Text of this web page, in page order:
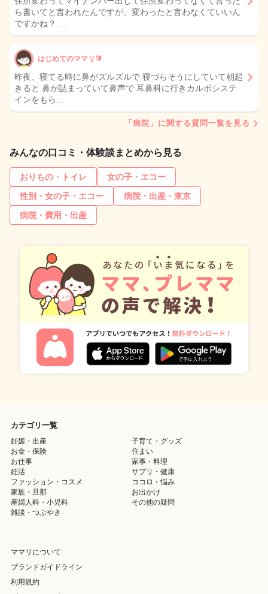
ら書いてと言われたんですが、変わったと言わなくていいん
ですかね？ …
はじめてのママリ🔰
昨夜、寝てる時に鼻がズルズルで 寝づらそうにしていて朝起
きると 鼻が詰まっていて鼻声で 耳鼻科に行きカルボシステ
インをもら…
「病院」に関する質問一覧を見る
みんなの口コミ・体験談まとめから見る
おりもの・トイレ
女の子・エコー
性別・女の子・エコー
病院・出産・東京
病院・費用・出産
カテゴリ一覧
妊娠・出産
子育て・グッズ
お金・保険
住まい
お仕事
家事・料理
妊活
サプリ・健康
ファッション・コスメ
ココロ・悩み
家族・旦那
お出かけ
産婦人科・小児科
その他の疑問
雑談・つぶやき
ママリについて
ブランドガイドライン
利用規約